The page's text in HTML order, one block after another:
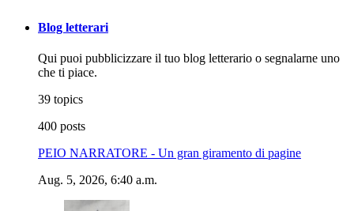
Blog letterari
Qui puoi pubblicizzare il tuo blog letterario o segnalarne uno
che ti piace.
39 topics
400 posts
PEIO NARRATORE - Un gran giramento di pagine
Aug. 5, 2026, 6:40 a.m.